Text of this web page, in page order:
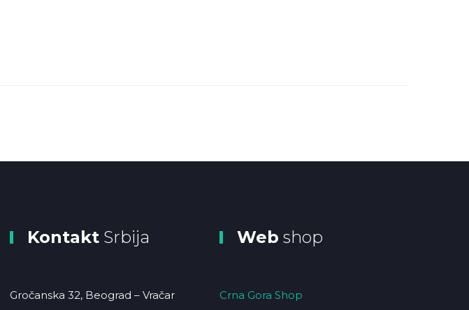
Kontakt Srbija
Gročanska 32, Beograd – Vračar
Web shop
Crna Gora Shop